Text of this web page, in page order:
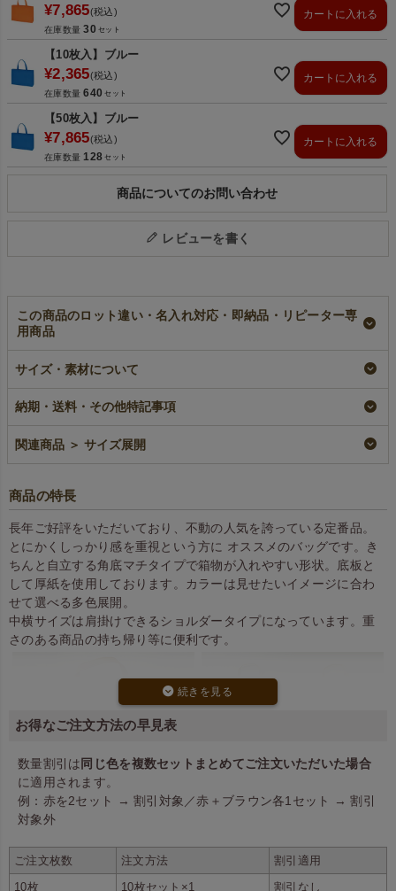
¥7,865 税込
在庫数量 30
カートに入れる
【10枚入】ブルー
¥2,365 税込
在庫数量 640
カートに入れる
【50枚入】ブルー
¥7,865 税込
在庫数量 128
カートに入れる
商品についてのお問い合わせ
レビューを書く
この商品のロット違い・名入れ対応・即納品・リピーター専
用商品
厚手《100g》 中横
サイズ｜10枚入～
小ロット
《100g》 中横サイ
ズ｜ 100枚入（1000
《100g》 中横サイ
ズ｜100枚入
サイズ・素材について
納期・送料・その他特記事項
関連商品 ＞ サイズ展開
商品の特長
長年ご好評をいただいており、不動の人気を誇っている定番品。
とにかくしっかり感を重視という方に オススメのバッグです。き
ちんと自立する角底マチタイプで箱物が入れやすい形状。底板と
して厚紙を使用しております。カラーは見せたいイメージに合わ
せて選べる多色展開。
中横サイズは肩掛けできるショルダータイプになっています。重
さのある商品の持ち帰り等に便利です。
箱状のものもきちんと収まりま
す。
75gと100gの2種類の厚みをご
お得なご注文方法の早見表
数量割引は 同じ色を複数セットまとめてご注文いただいた場合
に適用されます。
例：赤を2セット → 割引対象／赤＋ブラウン各1セット → 割引
対象外
ご注文枚数 注文方法
割引適用
10枚
10枚セット×1 割引なし